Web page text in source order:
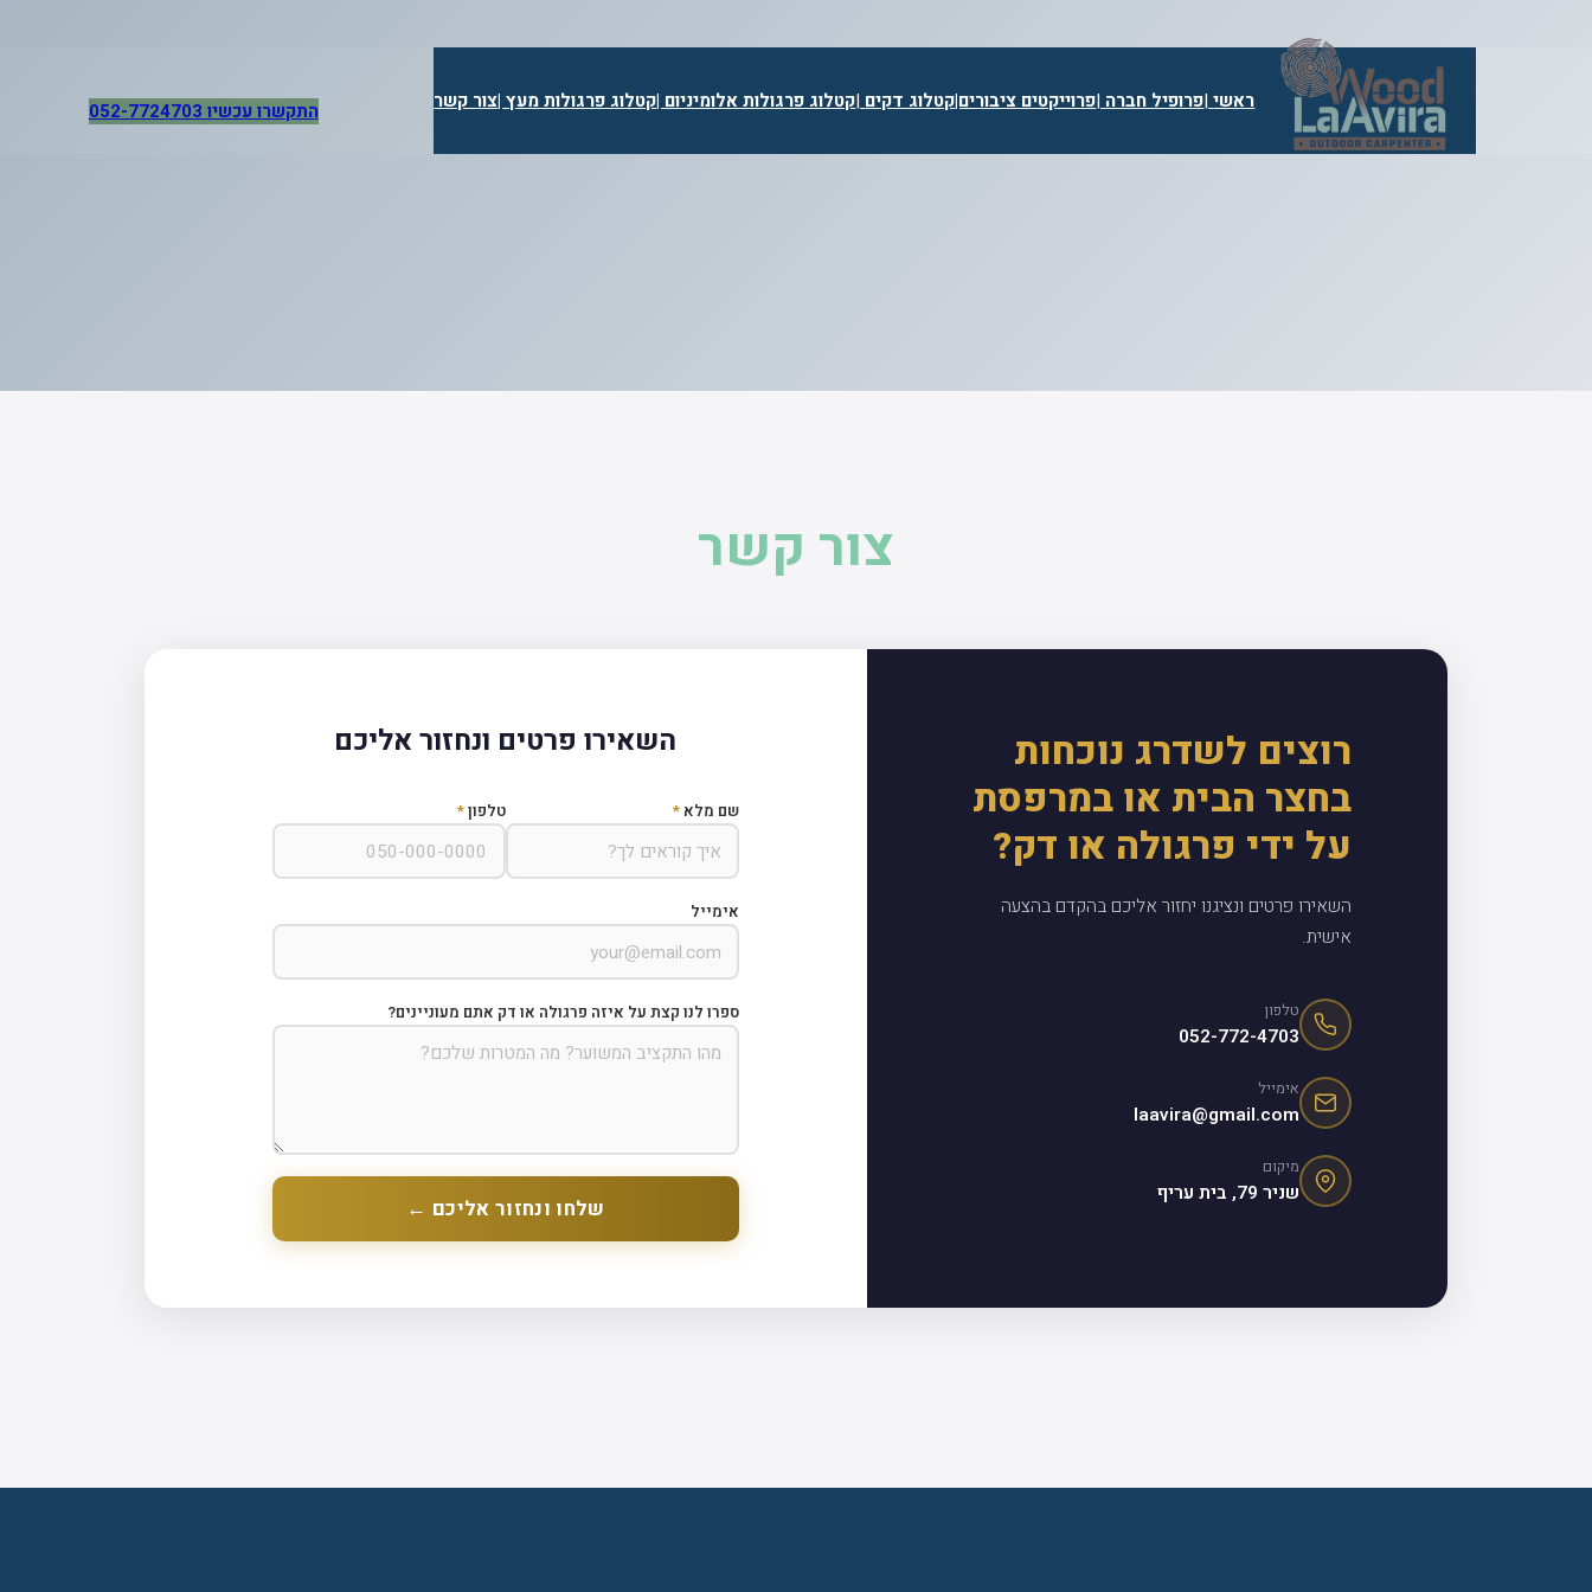
ראשי|פרופיל חברה |פרוייקטים ציבורים|קטלוג דקים |קטלוג פרגולות אלומיניום |קטלוג פרגולות מעץ |צור קשר התקשרו עכשיו 052-7724703
צור קשר
רוצים לשדרג נוכחות
בחצר הבית או במרפסת
על ידי פרגולה או דק?
השאירו פרטים ונציגנו יחזור אליכם בהקדם בהצעה
אישית.
טלפון
052-772-4703
אימייל
laavira@gmail.com
מיקום
שניר 79, בית עריף
השאירו פרטים ונחזור אליכם
שם מלא * טלפון*
אימייל
ספרו לנו קצת על איזה פרגולה או דק אתם מעוניינים?
שלחו ונחזור אליכם ←